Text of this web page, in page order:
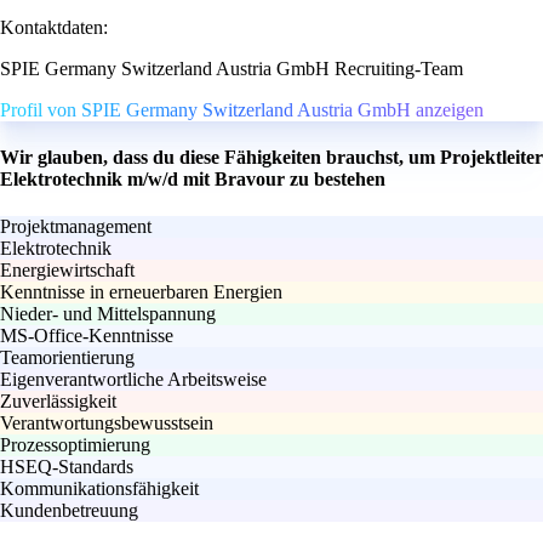
Kontaktdaten:
SPIE Germany Switzerland Austria GmbH Recruiting-Team
Profil von SPIE Germany Switzerland Austria GmbH anzeigen
Wir glauben, dass du diese Fähigkeiten brauchst, um Projektleiter
Elektrotechnik m/w/d mit Bravour zu bestehen
Projektmanagement
Elektrotechnik
Energiewirtschaft
Kenntnisse in erneuerbaren Energien
Nieder- und Mittelspannung
MS-Office-Kenntnisse
Teamorientierung
Eigenverantwortliche Arbeitsweise
Zuverlässigkeit
Verantwortungsbewusstsein
Prozessoptimierung
HSEQ-Standards
Kommunikationsfähigkeit
Kundenbetreuung